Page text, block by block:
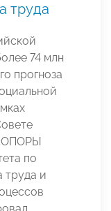
труда
74 млн
прогноза
по
труда и